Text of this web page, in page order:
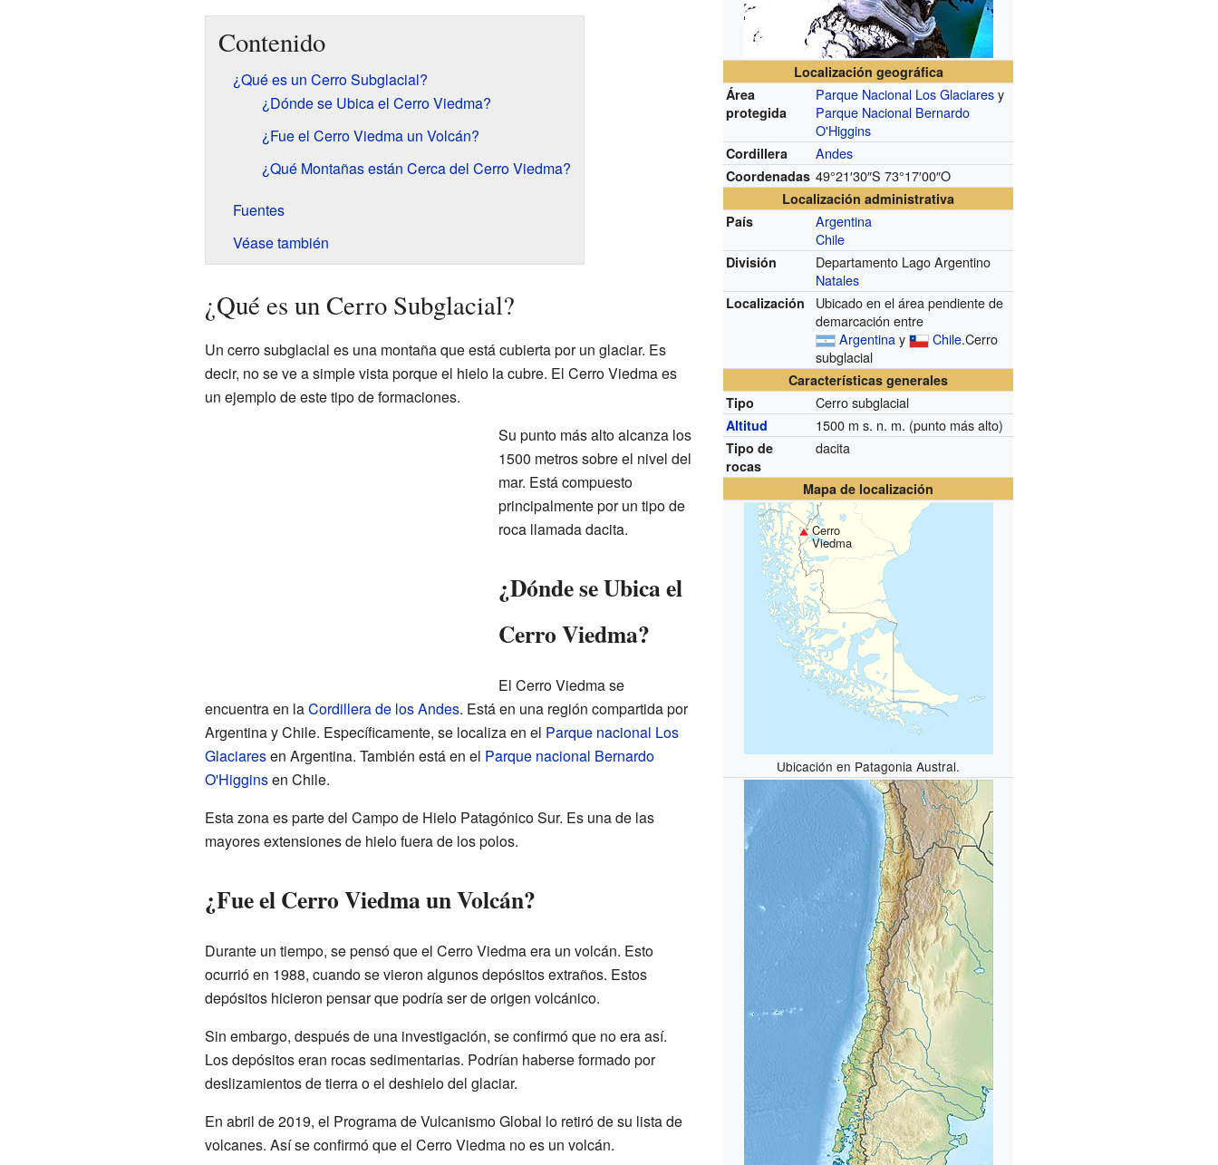
Localización geográfica
Área
protegida
Parque Nacional Los Glaciaresy
Parque Nacional Bernardo
O'Higgins
Cordillera Andes
Coordenadas 49°21′30″S 73°17′00″O
Localización administrativa
País
Argentina
Chile
División
Departamento Lago Argentino
Natales
Localización
Ubicado en el área pendiente de
demarcación entre
Argentinay Chile.Cerro
subglacial
Características generales
Tipo
Cerro subglacial
Altitud 1500 m s. n. m. (punto más alto)
Tipo de
rocas
dacita
Mapa de localización
Cerro
Viedma
Ubicación en Patagonia Austral.
Contenido
¿Qué es un Cerro Subglacial?
¿Dónde se Ubica el Cerro Viedma?
¿Fue el Cerro Viedma un Volcán?
¿Qué Montañas están Cerca del Cerro Viedma?
Fuentes
Véase también
¿Qué es un Cerro Subglacial?
Un cerro subglacial es una montaña que está cubierta por un glaciar. Es
decir, no se ve a simple vista porque el hielo la cubre. El Cerro Viedma es
un ejemplo de este tipo de formaciones.
Su punto más alto alcanza los
1500 metros sobre el nivel del
mar. Está compuesto
principalmente por un tipo de
roca llamada dacita.
¿Dónde se Ubica el
Cerro Viedma?
El Cerro Viedma se
encuentra en laCordillera de los Andes. Está en una región compartida por
Argentina y Chile. Específicamente, se localiza en el Parque nacional Los
Glaciaresen Argentina. También está en el Parque nacional Bernardo
O'Higginsen Chile.
Esta zona es parte del Campo de Hielo Patagónico Sur. Es una de las
mayores extensiones de hielo fuera de los polos.
¿Fue el Cerro Viedma un Volcán?
Durante un tiempo, se pensó que el Cerro Viedma era un volcán. Esto
ocurrió en 1988, cuando se vieron algunos depósitos extraños. Estos
depósitos hicieron pensar que podría ser de origen volcánico.
Sin embargo, después de una investigación, se confirmó que no era así.
Los depósitos eran rocas sedimentarias. Podrían haberse formado por
deslizamientos de tierra o el deshielo del glaciar.
En abril de 2019, el Programa de Vulcanismo Global lo retiró de su lista de
volcanes. Así se confirmó que el Cerro Viedma no es un volcán.